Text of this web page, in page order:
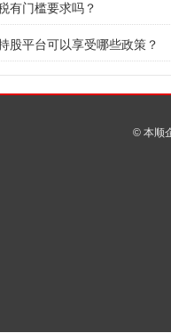
有门槛要求吗？
股平台可以享受哪些政策？
© 本顺